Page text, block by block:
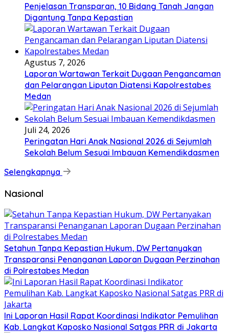
Penjelasan Transparan, 10 Bidang Tanah Jangan
Digantung Tanpa Kepastian
Agustus 7, 2026
Laporan Wartawan Terkait Dugaan Pengancaman
dan Pelarangan Liputan Diatensi Kapolrestabes
Medan
Juli 24, 2026
Peringatan Hari Anak Nasional 2026 di Sejumlah
Sekolah Belum Sesuai Imbauan Kemendikdasmen
Selengkapnya
Nasional
Setahun Tanpa Kepastian Hukum, DW Pertanyakan
Transparansi Penanganan Laporan Dugaan Perzinahan
di Polrestabes Medan
Ini Laporan Hasil Rapat Koordinasi Indikator Pemulihan
Kab. Langkat Kaposko Nasional Satgas PRR di Jakarta